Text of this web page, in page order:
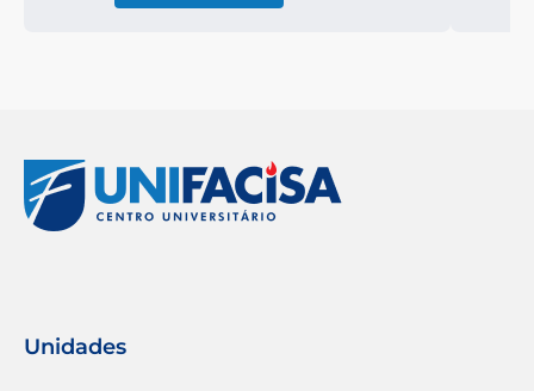
Unidades